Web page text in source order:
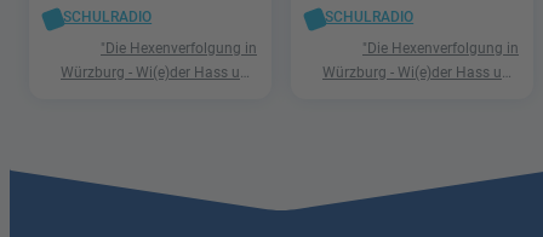
SCHULRADIO
"Die Hexenverfolgung in
Würzburg - Wi(e)der Hass und
SCHULRADIO
"Die Hexenverfolgung in
Würzburg - Wi(e)der Hass und